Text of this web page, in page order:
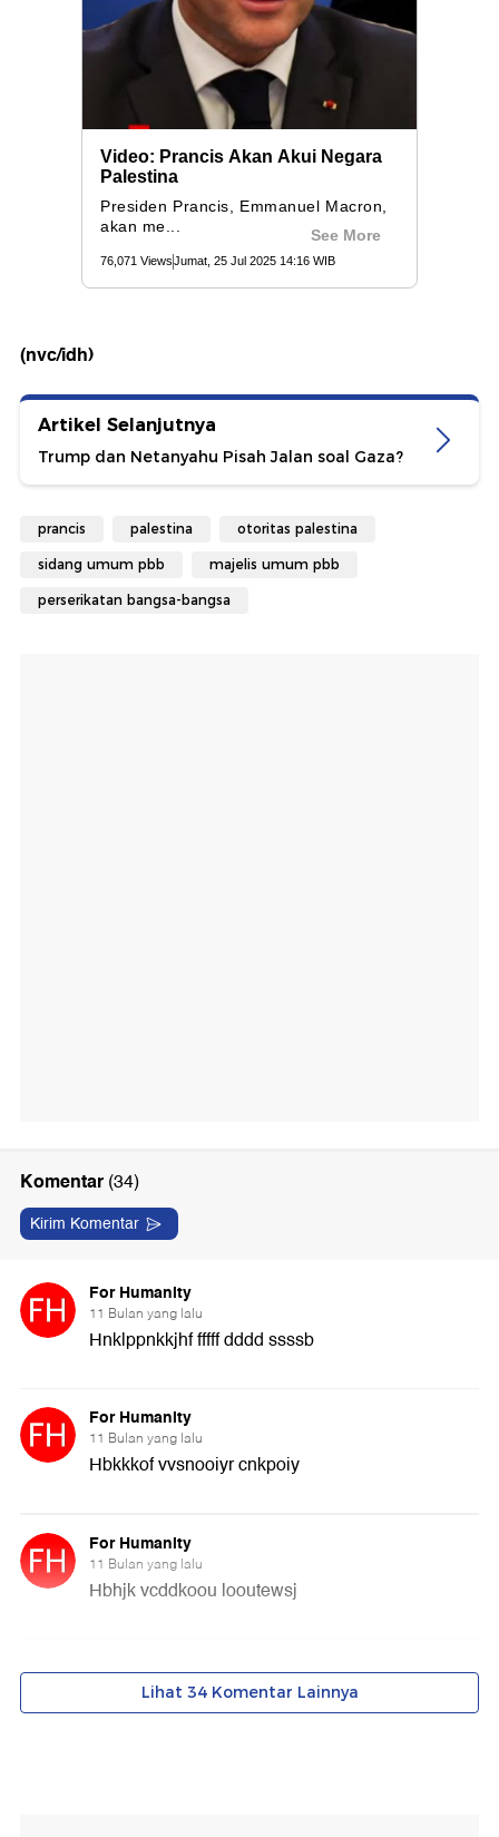
(nvc/idh)
Artikel Selanjutnya
Trump dan Netanyahu Pisah Jalan soal Gaza?
prancis palestina otoritas palestina
sidang umum pbb majelis umum pbb
perserikatan bangsa-bangsa